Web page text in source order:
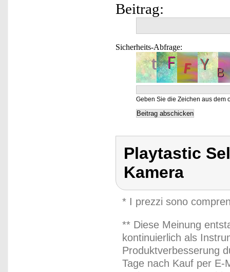
Beitrag:
Sicherheits-Abfrage:
Geben Sie die Zeichen aus dem
Playtastic
Kamera
* I prezzi sono
** Diese Meinung
kontinuierlich als
Produktverbesserung
Tage nach Kauf per E-